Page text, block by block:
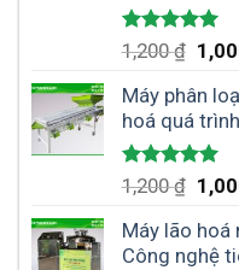
Được xếp
hạng
5.00
5 sao
1,200₫
Máy phân
hoá quá
Được xếp
hạng
5.00
5 sao
1,200₫
Máy lão hoá
Công nghệ